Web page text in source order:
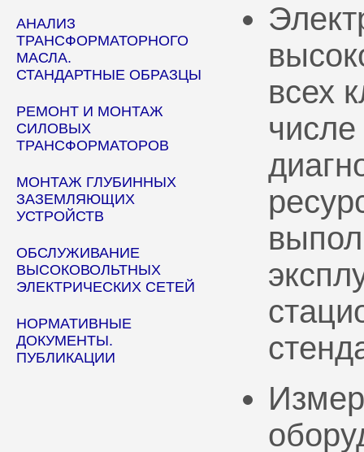
АНАЛИЗ
ТРАНСФОРМАТОРНОГО
МАСЛА.
СТАНДАРТНЫЕ ОБРАЗЦЫ
РЕМОНТ И МОНТАЖ
СИЛОВЫХ
ТРАНСФОРМАТОРОВ
МОНТАЖ ГЛУБИННЫХ
ЗАЗЕМЛЯЮЩИХ
УСТРОЙСТВ
ОБСЛУЖИВАНИЕ
ВЫСОКОВОЛЬТНЫХ
ЭЛЕКТРИЧЕСКИХ СЕТЕЙ
НОРМАТИВНЫЕ
ДОКУМЕНТЫ.
ПУБЛИКАЦИИ
всех